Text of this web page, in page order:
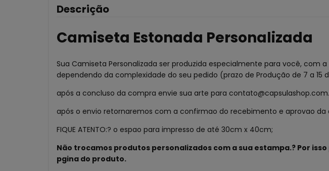
Descrição
Camiseta Estonada Personalizada
Sua Camiseta Personalizada ser produzida especialmente para você, com
dependendo da complexidade do seu pedido (prazo de Produção de 7 a 15
após a concluso da compra envie sua arte para
após o envio retornaremos com a confirmao do recebimento e aprovao da
FIQUE ATENTO:? o espao para impresso de até 30cm x 40cm;
Não trocamos produtos personalizados com a sua estampa.? Por
pgina do produto.